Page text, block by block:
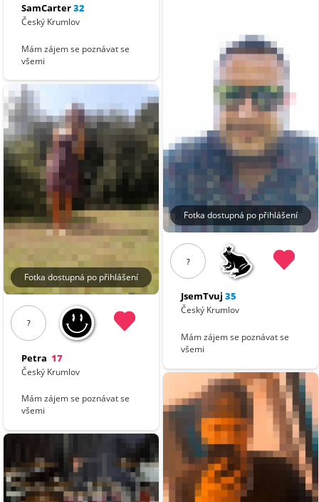
SamCarter32
Český Krumlov
Mám zájem se poznávat se
všemi
Fotka dostupná po přihlášení
?
Petra 17
Český Krumlov
Mám zájem se poznávat se
všemi
Fotka dostupná po přihlášení
?
JsemTvuj 35
Český Krumlov
Mám zájem se poznávat se
všemi